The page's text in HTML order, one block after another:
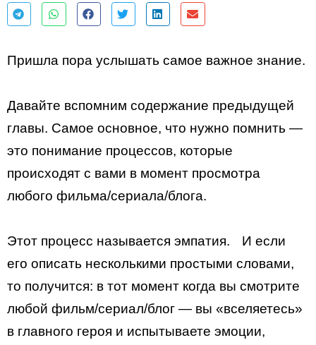
Пришла пора услышать самое важное знание.
Давайте вспомним содержание предыдущей
главы. Самое основное, что нужно помнить —
это понимание процессов, которые
происходят с вами в момент просмотра
любого фильма/сериала/блога.
Этот процесс называется эмпатия. И если
его описать несколькими простыми словами,
то получится: в тот момент когда вы смотрите
любой фильм/сериал/блог — вы «вселяетесь»
в главного героя и испытываете эмоции,